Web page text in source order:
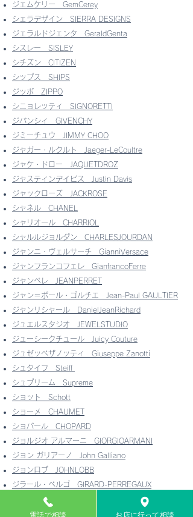
ジェムケリー
GemCerey
シェラデザイン
SIERRA DESIGNS
ジェラルドジェンタ
GeraldGenta
シスレー
SISLEY
シチズン
CITIZEN
シップス
SHIPS
ジッポ
ZIPPO
シニョレッティ
SIGNORETTI
ジバンシィ
GIVENCHY
ジミーチュウ
JIMMY CHOO
ジャガー・ルクルト
Jaeger-LeCoultre
ジャケ・ドロー
JAQUETDROZ
ジャスティンデイビス
Justin Davis
ジャックローズ
JACKROSE
シャネル
CHANEL
シャリオール
CHARRIOL
シャルルジョルダン
CHARLESJOURDAN
ジャンニ・ヴェルサーチ
GianniVersace
ジャンフランコフェレ GianfrancoFerre
ジャンペレ
JEANPERRET
ジャン＝ポール・ゴルチエ
Jean-Paul GAULTIER
ジャンリシャール
DanielJeanRichard
ジュエルスタジオ
JEWELSTUDIO
ジューシークチュール
Juicy Couture
ジュゼッペザノッティ
Giuseppe Zanotti
シュタイフ
Steiff
シュプリーム
Supreme
ショット
Schott
ショーメ
CHAUMET
ショパール
CHOPARD
ジョルジオ アルマーニ
GIORGIOARMANI
ジョン ガリアーノ
John Galliano
ジョンロブ
JOHNLOBB
ジラール・ペルゴ
GIRARD-PERREGAUX
ジル・サンダー
ジルスチュアート
JILLSTUART
電話で相談 お店に行って相談